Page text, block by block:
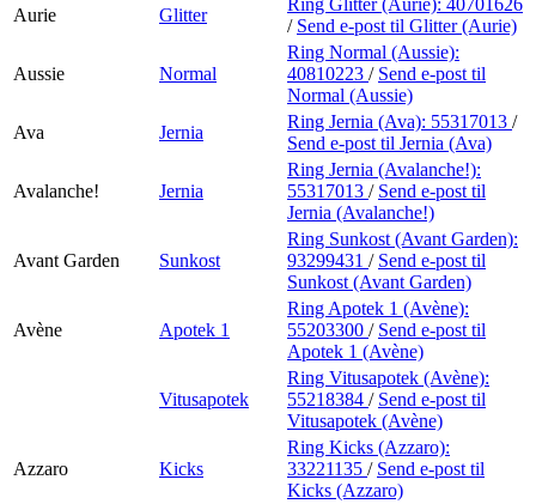
Aurie Glitter
/ Send e-post til Glitter (Aurie)
Aussie Normal
Ring Normal (Aussie):
40810223 / Send e-post til
Normal (Aussie)
Ava
Jernia
Ring Jernia (Ava): 55317013 /
Send e-post til Jernia (Ava)
Avalanche! Jernia
Ring Jernia (Avalanche!):
55317013 / Send e-post til
Jernia (Avalanche!)
Avant Garden Sunkost
Ring Sunkost (Avant Garden):
93299431 / Send e-post til
Sunkost (Avant Garden)
Avène Apotek 1
Ring Apotek 1 (Avène):
55203300 / Send e-post til
Apotek 1 (Avène)
Vitusapotek
Ring Vitusapotek (Avène):
55218384 / Send e-post til
Vitusapotek (Avène)
Azzaro Kicks
Ring Kicks (Azzaro):
33221135 / Send e-post til
Kicks (Azzaro)